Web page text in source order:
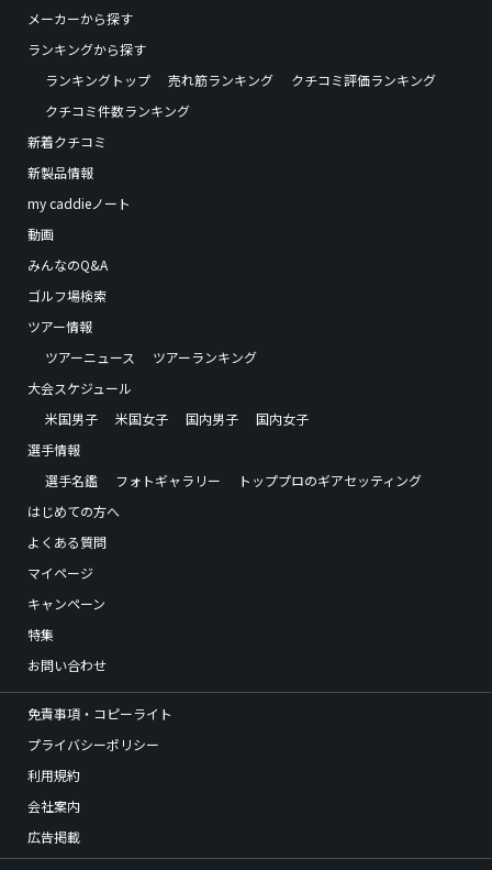
メーカーから探す
ランキングから探す
ランキングトップ
売れ筋ランキング
クチコミ評価ランキング
クチコミ件数ランキング
新着クチコミ
新製品情報
my caddieノート
動画
みんなのQ&A
ゴルフ場検索
ツアー情報
ツアーニュース
ツアーランキング
大会スケジュール
米国男子
米国女子 国内男子
国内女子
選手情報
選手名鑑
フォトギャラリー
トッププロのギアセッティング
はじめての方へ
よくある質問
マイページ
キャンペーン
特集
お問い合わせ
免責事項・コピーライト
プライバシーポリシー
利用規約
会社案内
広告掲載